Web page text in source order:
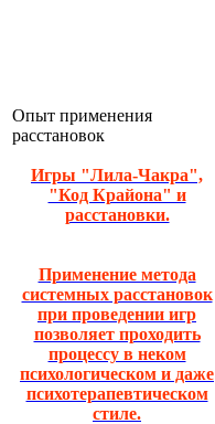
Опыт применения
расстановок
Игры "Лила-Чакра",
"Код Крайона" и
расстановки.
Применение метода
системных расстановок
при проведении игр
позволяет проходить
процессу в неком
психологическом и даже
психотерапевтическом
стиле.